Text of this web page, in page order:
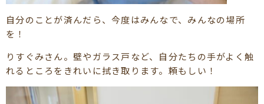
自分のことが済んだら、今度はみんなで、みんなの場所
を！
りすぐみさん。壁やガラス戸など、自分たちの手がよく触
れるところをきれいに拭き取ります。頼もしい！